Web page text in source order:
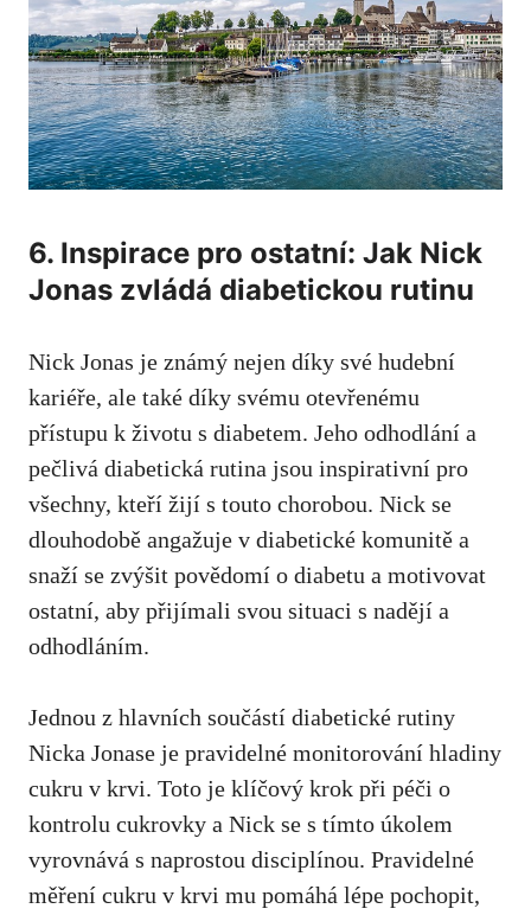
6. Inspirace pro⁣ ostatní: Jak⁢ Nick‌
Jonas zvládá diabetickou⁤ rutinu
Nick Jonas je známý‍ nejen díky své ⁢hudební
kariéře, ale ​také díky svému otevřenému
⁢přístupu k životu s‌ diabetem. ⁣Jeho odhodlání a​
pečlivá​ diabetická rutina jsou⁢ inspirativní​ pro
všechny, kteří žijí s touto‍ chorobou. Nick se
⁣dlouhodobě angažuje v diabetické komunitě a
snaží se zvýšit ‌povědomí o diabetu a motivovat
ostatní, aby ‍přijímali svou situaci s nadějí a‌
odhodláním.
Jednou z hlavních součástí diabetické rutiny
Nicka Jonase‍ je pravidelné ⁣monitorování ‍hladiny
cukru​ v krvi. Toto je klíčový‍ krok při‍ péči o
kontrolu⁤ cukrovky a Nick se​ s tímto úkolem
vyrovnává s naprostou disciplínou.⁣ Pravidelné
měření cukru ‍v krvi‍ mu⁢ pomáhá lépe pochopit,